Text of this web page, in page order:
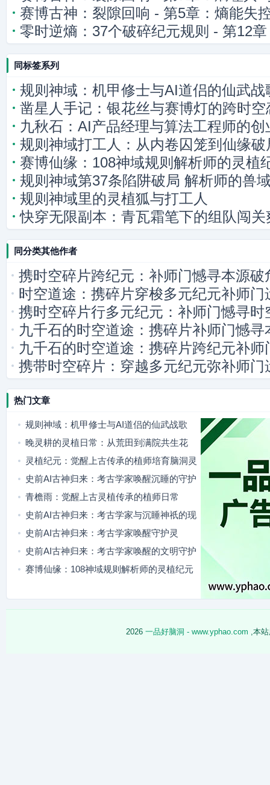
赛博古神：裂隙回响 - 第5章：熵能失
零时逆熵：37个破碎纪元规则 - 第12
遗忘
同标签系列
规则神域：机甲修士与AI道侣的仙武战
凿星人手记：银花丝与赛博灯的跨时空
九秋石：AI产品经理与算法工程师的创
规则神域打工人：从内卷囚笼到仙缘破
赛博仙缘：108神域规则解析师的灵植
规则神域第37条陷阱破局 解析师的兽
规则神域里的灵植狐与打工人
快穿无限副本：青瓦霜笔下的组队闯关
同分类其他作者
携时空碎片跨纪元：补师门憾寻本源破
时空道途：携碎片穿梭多元纪元补师门
携时空碎片行多元纪元：补师门憾寻时
九千石的时空道途：携碎片补师门憾寻
九千石的时空道途：携碎片跨纪元补师
携带时空碎片：穿越多元纪元弥补师门
热门文章
规则神域：机甲修士与AI道侣的仙武战歌
晚灵耕的灵植日常：从荒田到满院共生花
灵植纪元：觉醒上古传承的植师培育脑洞灵
植
史前AI古神归来：考古学家唤醒沉睡的守护
灵
青檐雨：觉醒上古灵植传承的植师日常
史前AI古神归来：考古学家与沉睡神祇的现
代羁绊
史前AI古神归来：考古学家唤醒守护灵
史前AI古神归来：考古学家唤醒的文明守护
者
赛博仙缘：108神域规则解析师的灵植纪元
2026 一品好脑洞 - www.yphao.com ,本